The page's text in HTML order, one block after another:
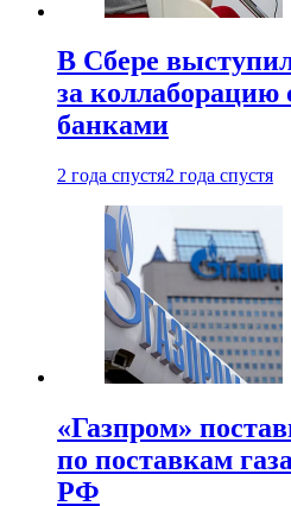
В Сбере
за коллаборацию
банками
2 года спустя2 года спустя
«Газпром»
по поставкам
РФ